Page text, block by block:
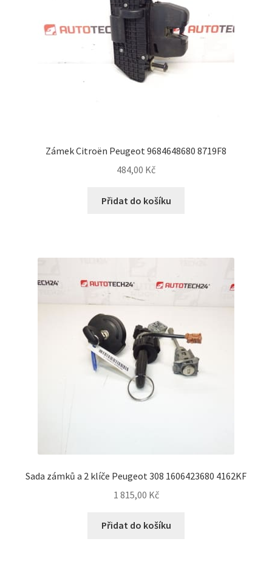
Zámek Citroën Peugeot 9684648680 8719F8
484,00 Kč
Přidat do košíku
Sada zámků a 2 klíče Peugeot 308 1606423680 4162KF
1 815,00 Kč
Přidat do košíku